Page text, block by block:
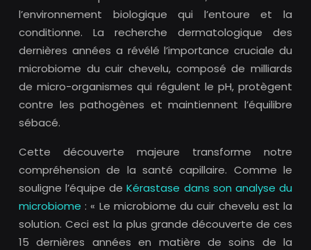
l’environnement biologique qui l’entoure et la
conditionne. La recherche dermatologique des
dernières années a révélé l’importance cruciale du
microbiome du cuir chevelu, composé de milliards
de micro-organismes qui régulent le pH, protègent
contre les pathogènes et maintiennent l’équilibre
sébacé.
Cette découverte majeure transforme notre
compréhension de la santé capillaire. Comme le
souligne l’équipe deKérastase dans son analyse du
microbiome : « Le microbiome du cuir chevelu est la
solution. Ceci est la plus grande découverte de ces
15 dernières années en matière de soins de la